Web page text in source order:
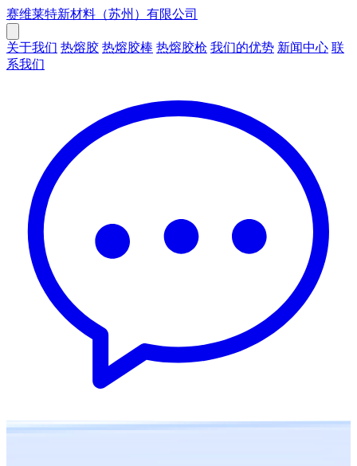
赛维莱特新材料（苏州）有限公司
关于我们 热熔胶 热熔胶棒 热熔胶枪 我们的优势 新闻中心 联
系我们